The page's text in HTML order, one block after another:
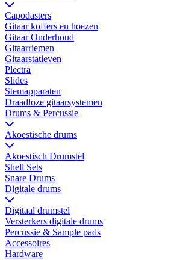
Capodasters
Gitaar koffers en hoezen
Gitaar Onderhoud
Gitaarriemen
Gitaarstatieven
Plectra
Slides
Stemapparaten
Draadloze gitaarsystemen
Drums & Percussie
Akoestische drums
Akoestisch Drumstel
Shell Sets
Snare Drums
Digitale drums
Digitaal drumstel
Versterkers digitale drums
Percussie & Sample pads
Accessoires
Hardware